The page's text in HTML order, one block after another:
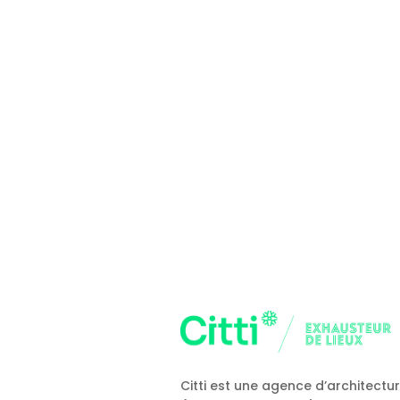
Citti est une agence